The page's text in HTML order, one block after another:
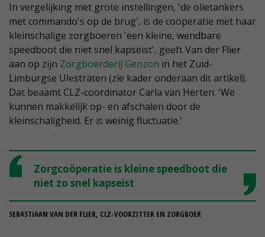
In vergelijking met grote instellingen, 'de olietankers
met commando's op de brug', is de coöperatie met haar
kleinschalige zorgboeren 'een kleine, wendbare
speedboot die niet snel kapseist', geeft Van der Flier
aan op zijn Zorgboerderij Genzon in het Zuid-
Limburgse Ulestraten (zie kader onderaan dit artikel).
Dat beaamt CLZ-coördinator Carla van Herten. 'We
kunnen makkelijk op- en afschalen door de
kleinschaligheid. Er is weinig fluctuatie.'
Zorgcoöperatie is kleine speedboot die
niet zo snel kapseist
SEBASTIAAN VAN DER FLIER, CLZ-VOORZITTER EN ZORGBOER